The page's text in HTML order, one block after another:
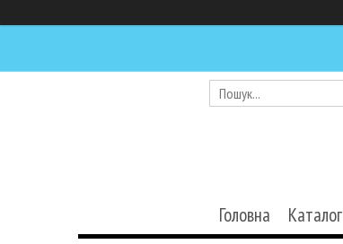
Головна Каталог